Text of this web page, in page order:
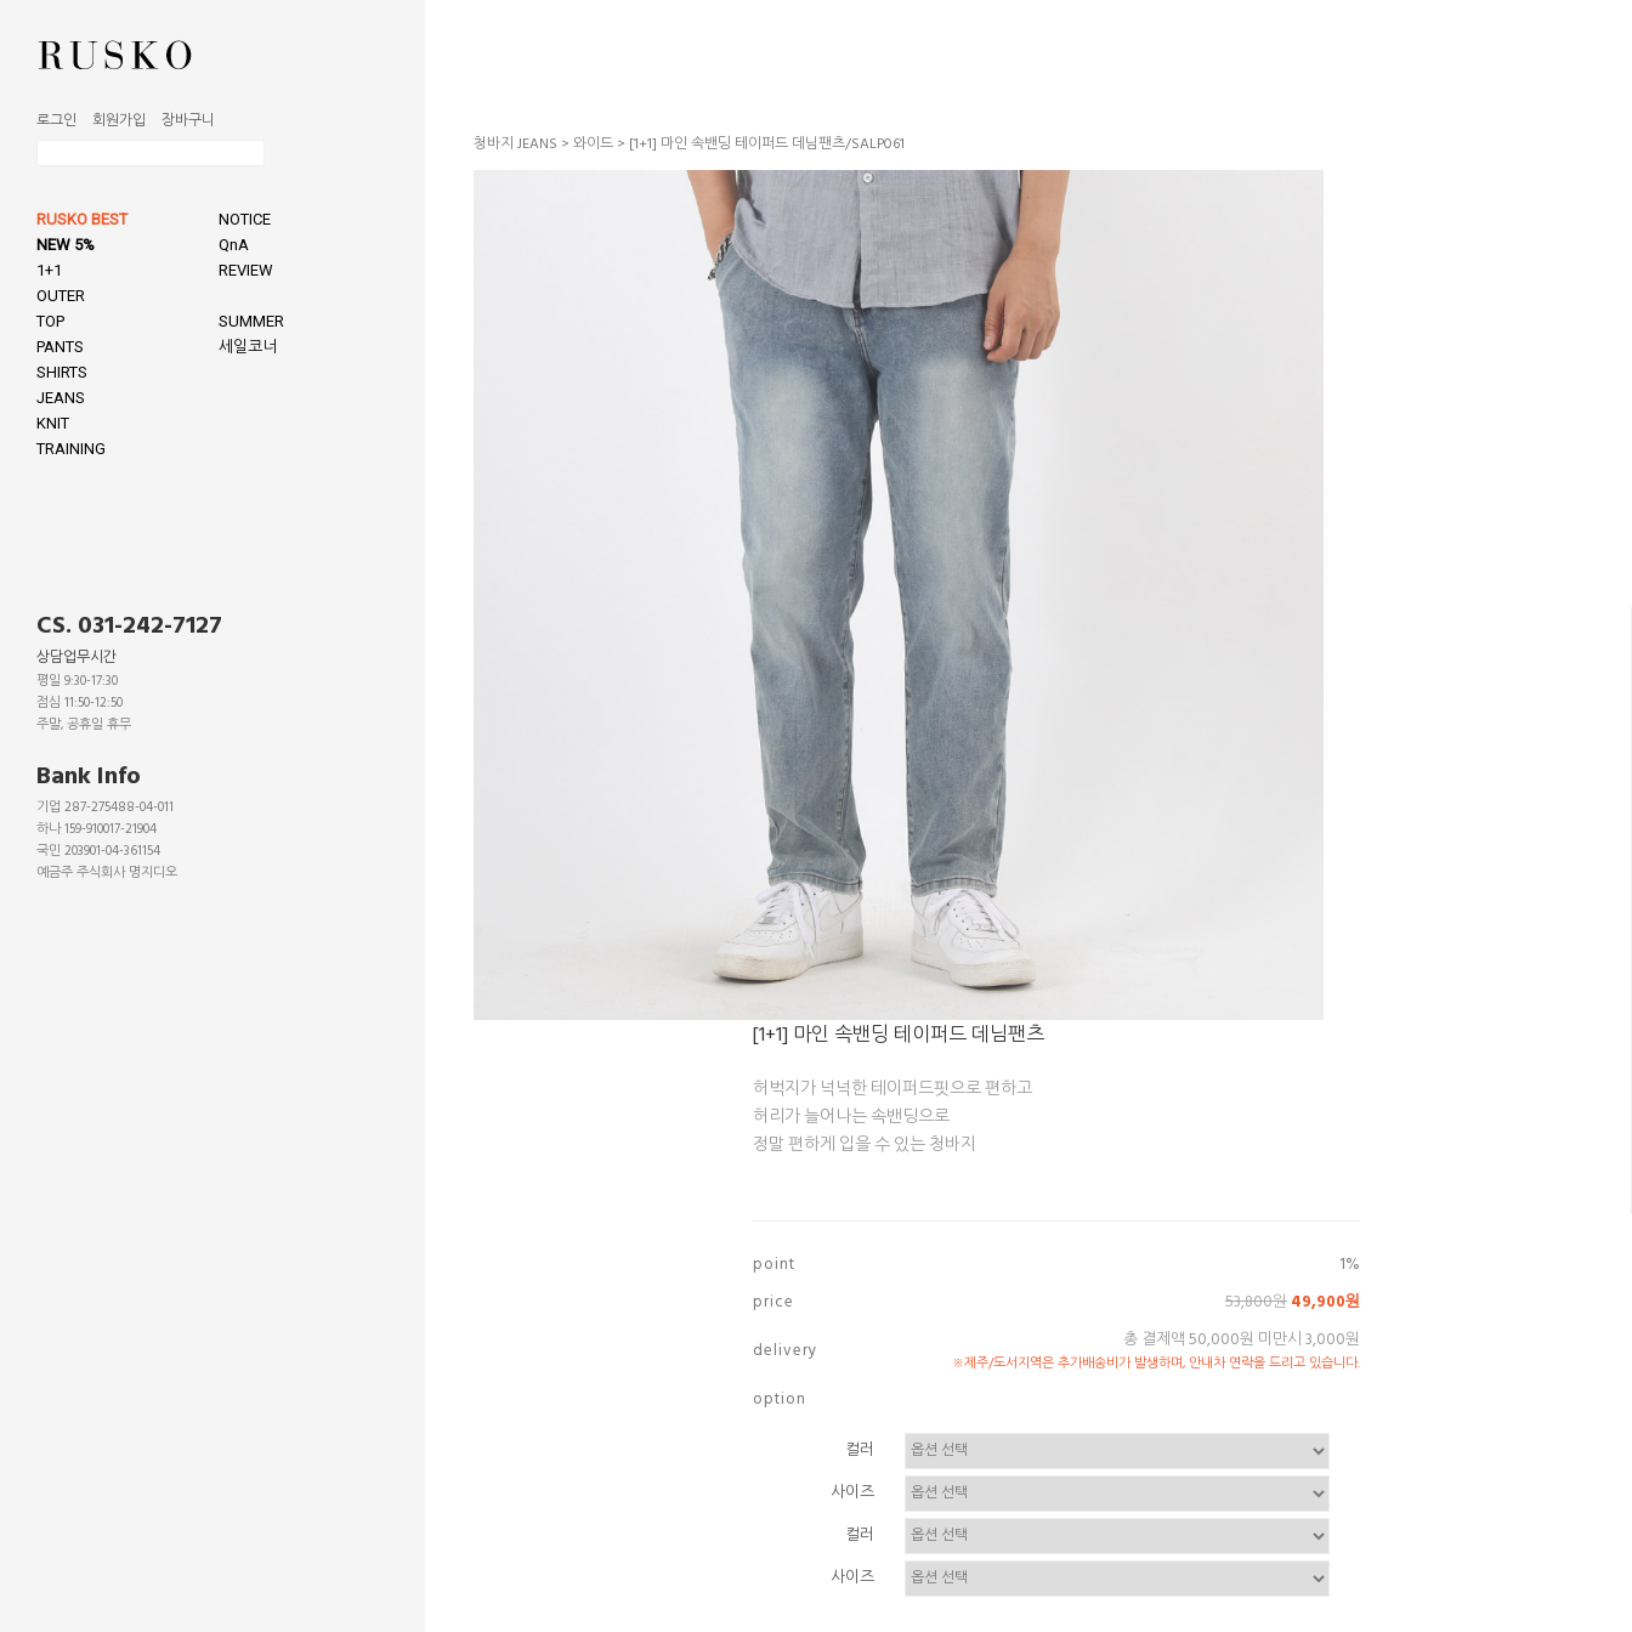
로그인 회원가입 장바구니
RUSKO BEST
NEW 5%
1+1
OUTER
TOP
PANTS
SHIRTS
JEANS
KNIT
TRAINING
NOTICE
QnA
REVIEW
SUMMER
세일코너
CS. 031-242-7127
상담업무시간
평일 9:30-17:30
점심 11:50-12:50
주말, 공휴일 휴무
Bank Info
기업 287-275488-04-011
하나 159-910017-21904
국민 203901-04-361154
예금주 주식회사 명지디오
청바지 JEANS > 와이드 > [1+1] 마인 속밴딩 테이퍼드 데님팬츠/SALP061
[1+1] 마인 속밴딩 테이퍼드 데님팬츠
허벅지가 넉넉한 테이퍼드핏으로 편하고
허리가 늘어나는 속밴딩으로
정말 편하게 입을 수 있는 청바지
p o i n t
1%
p r i c e
53,800원49,900원
d e l i v e r y
총 결제액 50,000원 미만시 3,000원
※제주/도서지역은 추가배송비가 발생하며, 안내차 연락을 드리고 있습니다.
o p t i o n
컬러
사이즈
컬러
사이즈